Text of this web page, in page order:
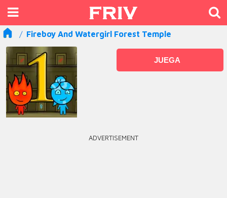
Fireboy And Watergirl Forest Temple
JUEGA
ADVERTISEMENT